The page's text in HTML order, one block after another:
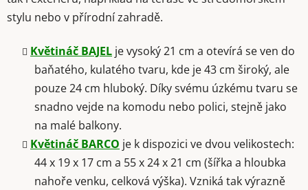
stylu nebo v přírodní zahradě.
Květináč BAJEL je vysoký 21 cm a otevírá se ven do
baňatého, kulatého tvaru, kde je 43 cm široký, ale
pouze 24 cm hluboký. Díky svému úzkému tvaru se
snadno vejde na komodu nebo polici, stejně jako
na malé balkony.
Květináč BARCO je k dispozici ve dvou velikostech:
44 x 19 x 17 cm a 55 x 24 x 21 cm (šířka a hloubka
nahoře venku, celková výška). Vzniká tak výrazně